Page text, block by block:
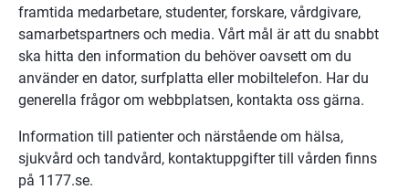
framtida medarbetare, studenter, forskare, vårdgivare,
samarbetspartners och media. Vårt mål är att du snabbt
ska hitta den information du behöver oavsett om du
använder en dator, surfplatta eller mobiltelefon. Har du
generella frågor om webbplatsen, kontakta oss gärna.
Information till patienter och närstående om hälsa,
sjukvård och tandvård, kontaktuppgifter till vården finns
på 1177.se.